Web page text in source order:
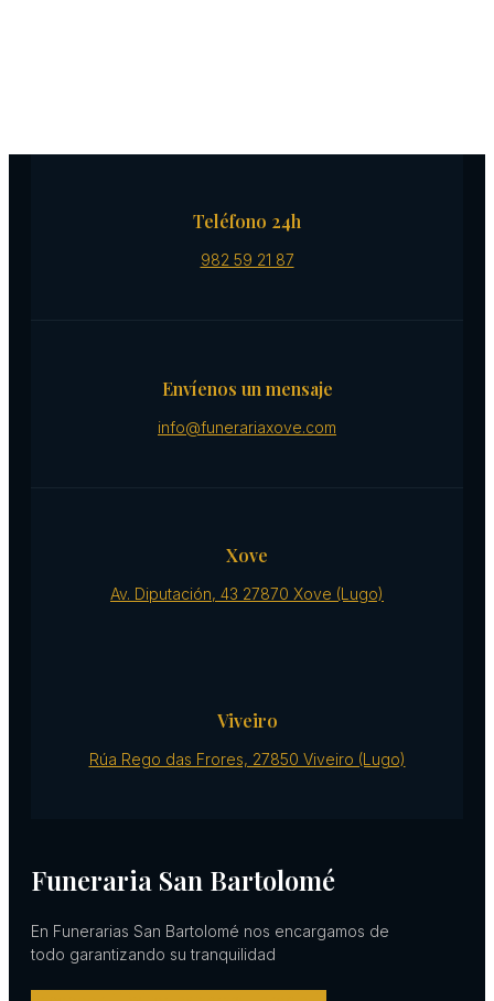
Teléfono 24h
982 59 21 87
Envíenos un mensaje
info@funerariaxove.com
Xove
Av. Diputación, 43 27870 Xove (Lugo)
Viveiro
Rúa Rego das Frores, 27850 Viveiro (Lugo)
Funeraria San Bartolomé
En Funerarias San Bartolomé nos encargamos de
todo garantizando su tranquilidad